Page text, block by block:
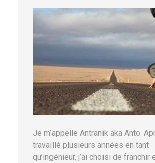
Je m’appelle Antranik aka Anto.
travaillé plusieurs années en tant
qu’ingénieur, j’ai choisi de franchir